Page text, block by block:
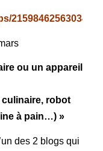
215984625630347/
ou un appareil
robot
à pain…) »
des 2 blogs qui